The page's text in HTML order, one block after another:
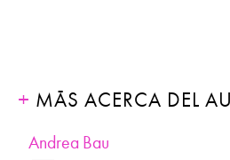
MÁS ACERCA DEL
Andrea Bau